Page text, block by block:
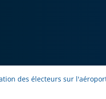
des électeurs sur